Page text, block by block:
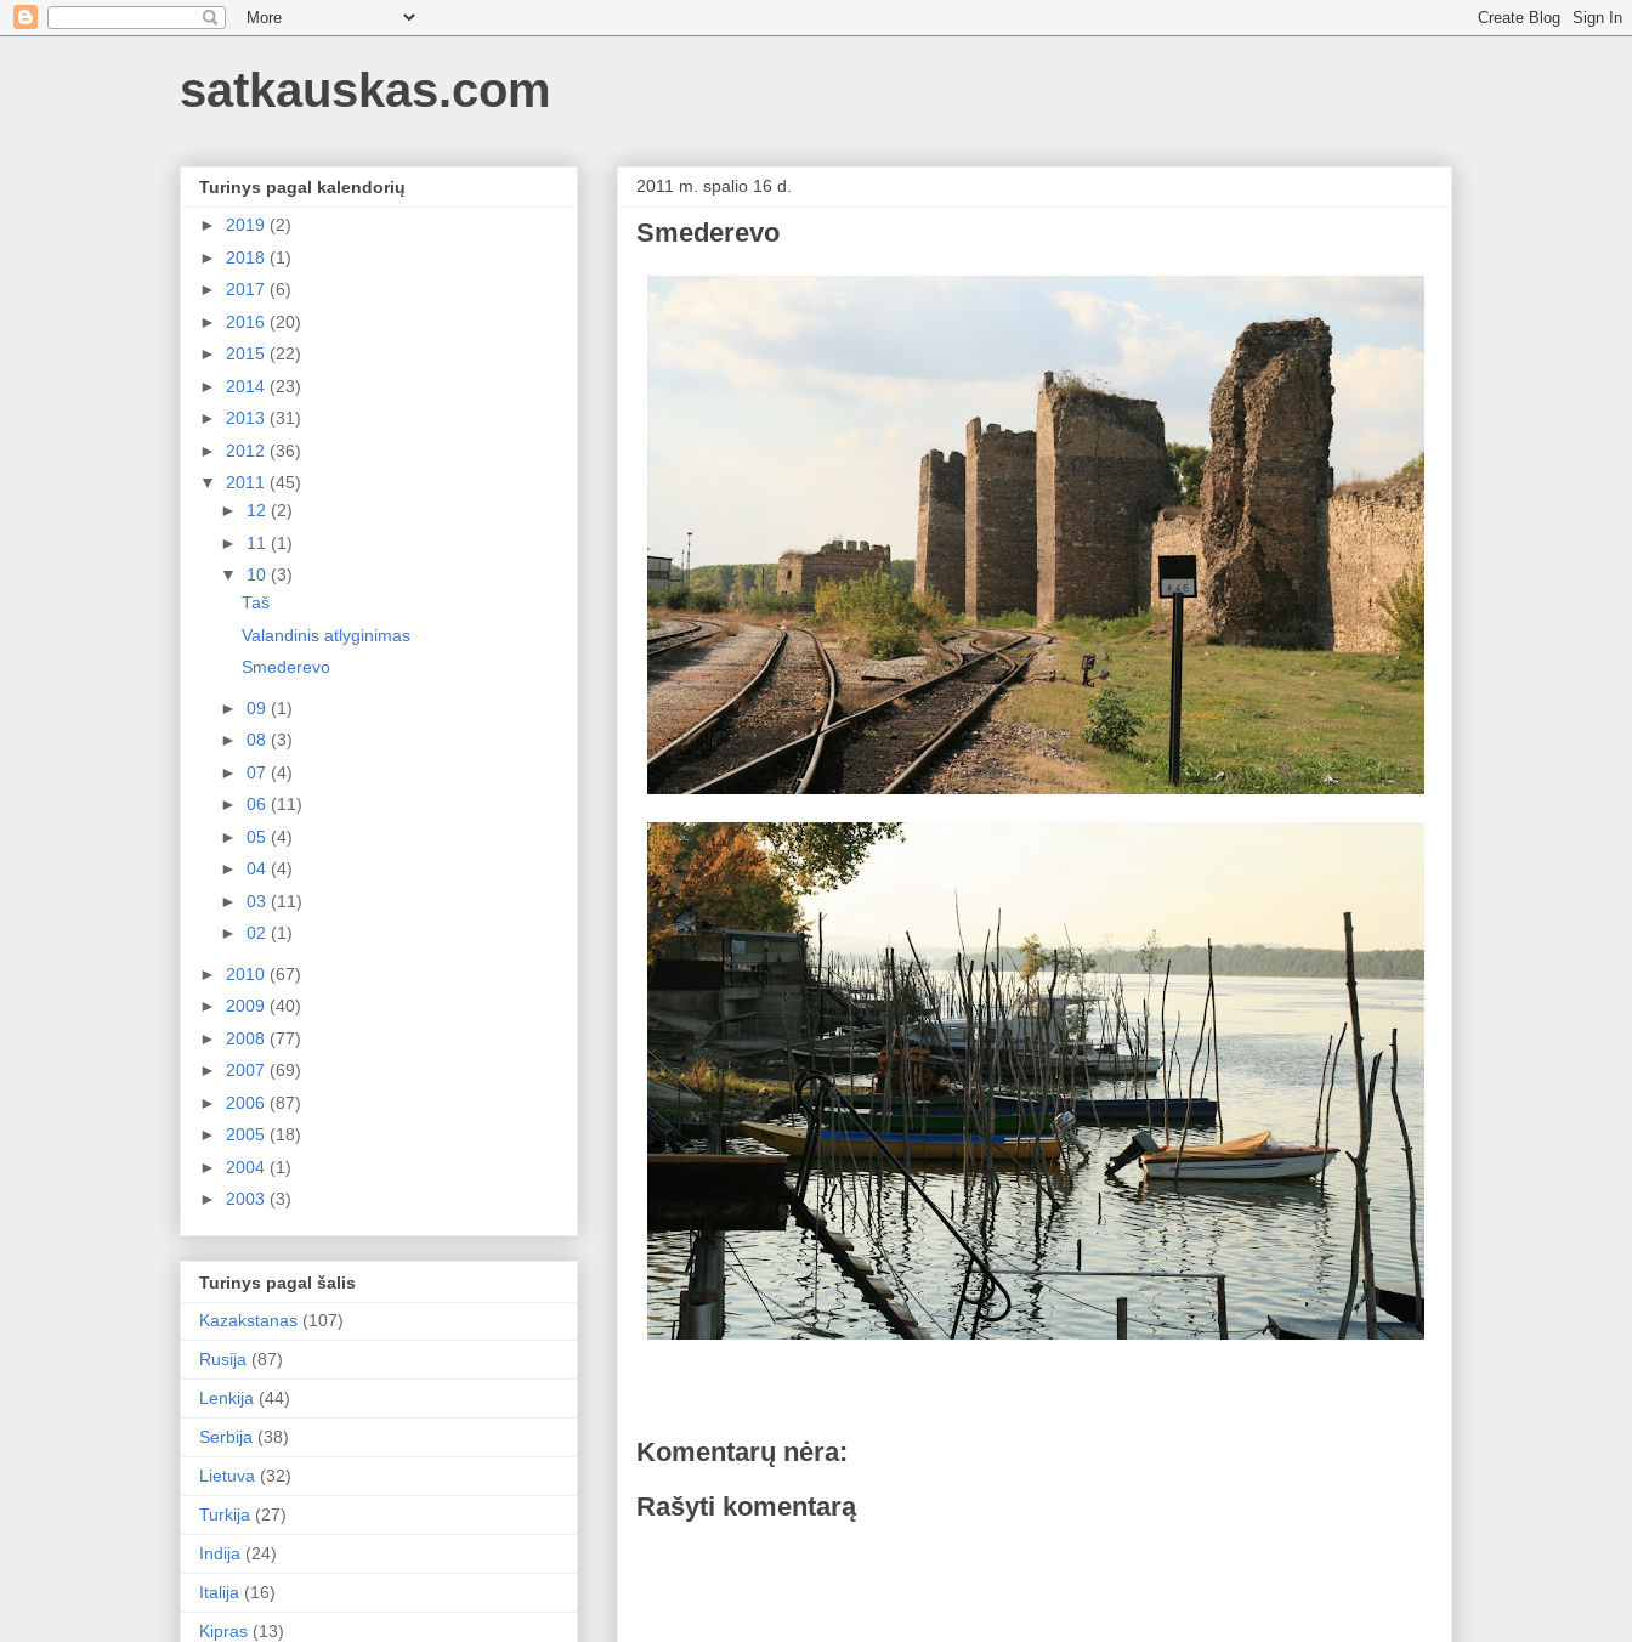
satkauskas.com
2011 m. spalio 16 d.
Smederevo
Komentarų nėra:
Rašyti komentarą
Turinys pagal kalendorių
► 2019 (2)
► 2018 (1)
► 2017 (6)
► 2016 (20)
► 2015 (22)
► 2014 (23)
► 2013 (31)
► 2012 (36)
▼ 2011 (45)
► 12 (2)
► 11 (1)
▼ 10 (3)
Таš
Valandinis atlyginimas
Smederevo
► 09 (1)
► 08 (3)
► 07 (4)
► 06 (11)
► 05 (4)
► 04 (4)
► 03 (11)
► 02 (1)
► 2010 (67)
► 2009 (40)
► 2008 (77)
► 2007 (69)
► 2006 (87)
► 2005 (18)
► 2004 (1)
► 2003 (3)
Turinys pagal šalis
Kazakstanas (107)
Rusija (87)
Lenkija (44)
Serbija (38)
Lietuva (32)
Turkija (27)
Indija (24)
Italija (16)
Kipras (13)